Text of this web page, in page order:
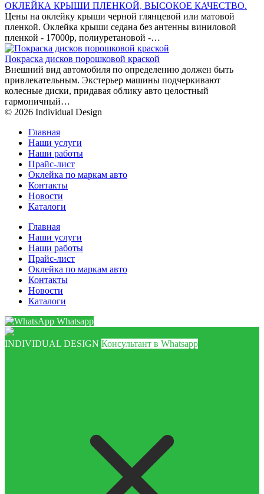
ОКЛЕЙКА КРЫШИ ПЛЕНКОЙ, ВЫСОКОЕ КАЧЕСТВО.
Цены на оклейку крыши черной глянцевой или матовой
пленкой. Оклейка крыши седана без антенны виниловой
пленкой - 17000р, полиуретановой -…
Покраска дисков порошковой краской
Внешний вид автомобиля по определению должен быть
привлекательным. Экстерьер машины подчеркивают
колесные диски, придавая облику авто целостный
гармоничный…
© 2026 Individual Design
Главная
Наши услуги
Наши работы
Прайс-лист
Оклейка по маркам авто
Контакты
Новости
Каталоги
Главная
Наши услуги
Наши работы
Прайс-лист
Оклейка по маркам авто
Контакты
Новости
Каталоги
Whatsapp
INDIVIDUAL DESIGN Консультант в Whatsapp